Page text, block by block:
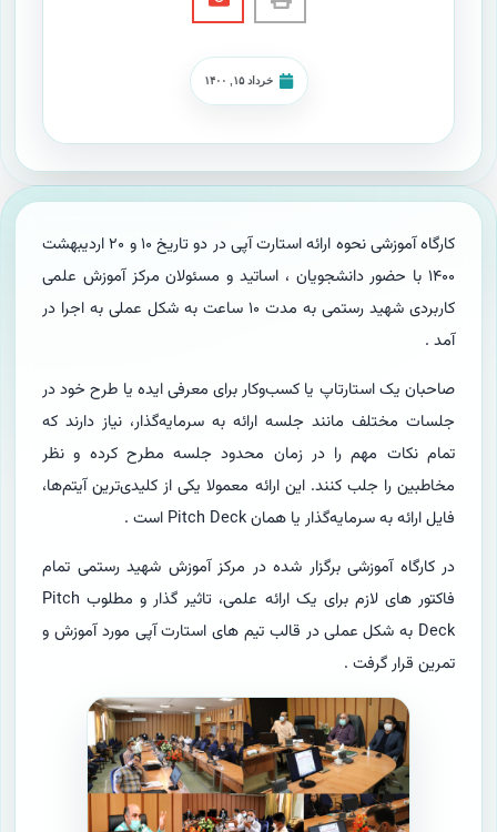
خرداد ۱۵, ۱۴۰۰
کارگاه آموزشی نحوه ارائه استارت آپی در دو تاریخ ۱۰ و ۲۰ اردیبهشت
۱۴۰۰ با حضور دانشجویان ، اساتید و مسئولان مرکز آموزش علمی
کاربردی شهید رستمی به مدت ۱۰ ساعت به شکل عملی به اجرا در
آمد .
صاحبان یک استارتاپ یا کسب‌وکار برای معرفی ایده یا طرح خود در
جلسات مختلف مانند جلسه ارائه به سرمایه‌گذار، نیاز دارند که
تمام نکات مهم را در زمان محدود جلسه مطرح کرده و نظر
مخاطبین را جلب کنند. این ارائه معمولا یکی از کلیدی‌ترین آیتم‌ها،
فایل ارائه به سرمایه‌گذار یا همان Pitch Deck‌ است .
در کارگاه آموزشی برگزار شده در مرکز آموزش شهید رستمی تمام
فاکتور های لازم برای یک ارائه علمی، تاثیر گذار و مطلوب Pitch
Deck‌ به شکل عملی در قالب تیم های استارت آپی مورد آموزش و
تمرین قرار گرفت .